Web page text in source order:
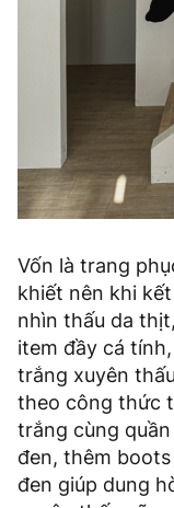
Vốn là trang
khiết nên khi
nhìn thấu da
item đầy cá
trắng xuyên
theo công thức
trắng cùng
đen, thêm
đen giúp dung